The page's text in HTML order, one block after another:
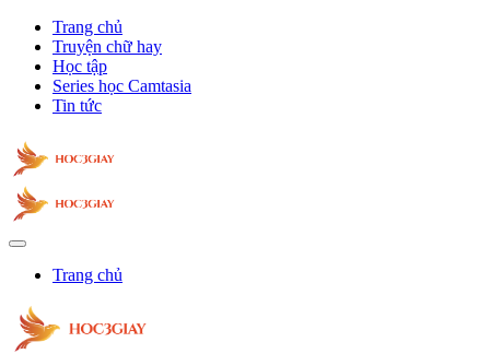
Trang chủ
Truyện chữ hay
Học tập
Series học Camtasia
Tin tức
Trang chủ